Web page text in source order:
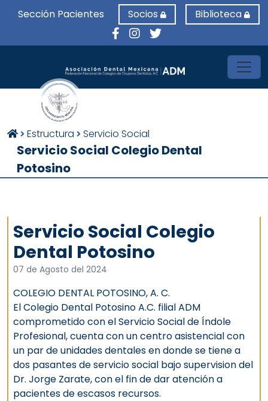
Sección Pacientes Socios Biblioteca
Estructura Servicio Social
Servicio Social Colegio Dental
Potosino
Servicio Social Colegio
Dental Potosino
07 de Agosto del 2024
COLEGIO DENTAL POTOSINO, A. C.
El Colegio Dental Potosino A.C. filial ADM
comprometido con el Servicio Social de Índole
Profesional, cuenta con un centro asistencial con
un par de unidades dentales en donde se tiene a
dos pasantes de servicio social bajo supervision del
Dr. Jorge Zarate, con el fin de dar atención a
pacientes de escasos recursos.